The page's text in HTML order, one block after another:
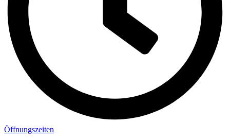
Öffnungszeiten